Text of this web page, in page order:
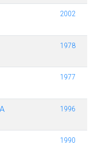
2002
1978
1977
1996
1990